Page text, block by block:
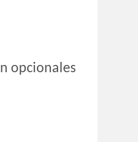
opcionales